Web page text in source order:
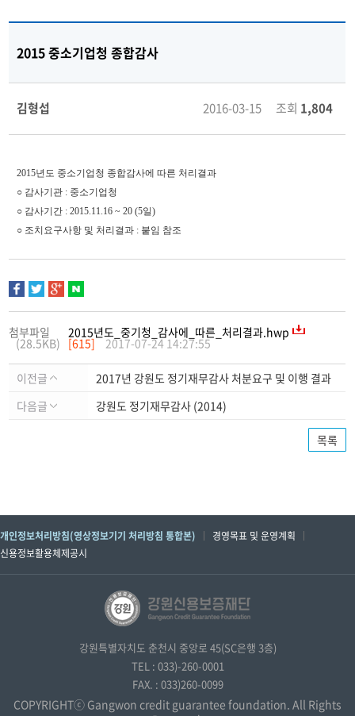
2015 중소기업청 종합감사
김형섭 2016-03-15 조회 1,804
2015년도 중소기업청 종합감사에 따른 처리결과
○ 감사기관 : 중소기업청
○ 감사기간 : 2015.11.16 ~ 20 (5일)
○ 조치요구사항 및 처리결과 : 붙임 참조
첨부파일 2015년도_중기청_감사에_따른_처리결과.hwp
(28.5KB) [615] 2017-07-24 14:27:55
이전글
2017년 강원도 정기재무감사 처분요구 및 이행 결과
다음글
강원도 정기재무감사 (2014)
목록
개인정보처리방침(영상정보기기 처리방침 통합본)
경영목표 및 운영계획
신용정보활용체제공시
강원특별자치도 춘천시 중앙로 45(SC은행 3층)
TEL : 033)-260-0001
FAX. : 033)260-0099
COPYRIGHTⓒ Gangwon credit guarantee foundation. All Rights